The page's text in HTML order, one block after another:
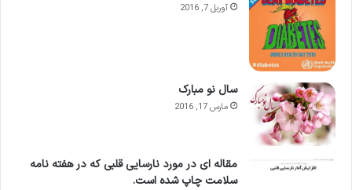
آوریل 7, 2016
سال نو مبارک
مارس 17, 2016
مقاله ای در مورد نارسایی قلبی که در هفته نامه
سلامت چاپ شده است.